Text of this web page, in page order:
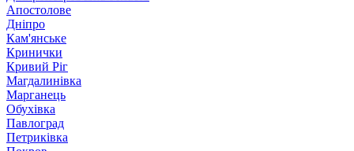
Апостолове
Дніпро
Кам'янське
Кринички
Кривий Ріг
Магдалинівка
Марганець
Обухівка
Павлоград
Петриківка